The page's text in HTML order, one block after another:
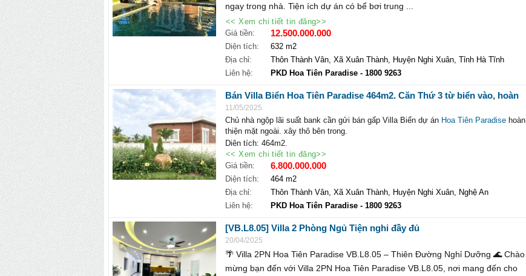
ngay trong nhà. Tiện ích dự án có bể bơi trung ...
<< Xem chi tiết tin đăng>>
Giá tiền:
12.500.000.000
Diện tích:
632 m2
Địa chỉ:
Thôn Thành Vân, Xã Xuân Thành, Huyện Nghi Xuân, Tỉnh Hà Tĩnh
Liên hệ:
PKD Hoa Tiên Paradise - 1800 9263
Bán Villa Biển Hoa Tiên Paradise 464m2. Căn Thứ 3 từ biển vào, hoàn
thiện ngoài giá chỉ: 7.2 tỷ.
11/05/2025
Chủ nhà ngộp lãi suất bank cần gửi bán gấp Villa Biển dự án Hoa Tiên Paradise hoàn
thiện mặt ngoài. xây thô bên trong.
Diện tích: 464m2.
Diện tích xd: 287m2.
Vị trí Villa nằm tại trung tâm của dự án.
Giá bán: 7.2 tỷ
Liên hệ Hotline PKD: 1800 9263-0981.133.323
https://hoatienparadise.com.vn
Email:pkd@hoatienparadise.com
<< Xem chi tiết tin đăng>>
Giá tiền:
6.800.000.000
Diện tích:
464 m2
Địa chỉ:
Thôn Thành Vân, Xã Xuân Thành, Huyện Nghi Xuân, Nghệ An
Liên hệ:
PKD Hoa Tiên Paradise - 1800 9263
[VB.L8.05] Villa 2 Phòng Ngủ Tiện nghi đầy đủ
20/04/2025
🌴 Villa 2PN Hoa Tiên Paradise VB.L8.05 – Thiên Đường Nghỉ Dưỡng 🌊 Chào
mừng bạn đến với Villa 2PN Hoa Tiên Paradise VB.L8.05, nơi mang đến cho